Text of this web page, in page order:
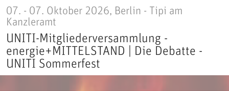
07. - 07. Oktober 2026, Berlin - Tipi am
Kanzleramt
UNITI-Mitgliederversammlung -
energie+MITTELSTAND | Die Debatte -
UNITI Sommerfest